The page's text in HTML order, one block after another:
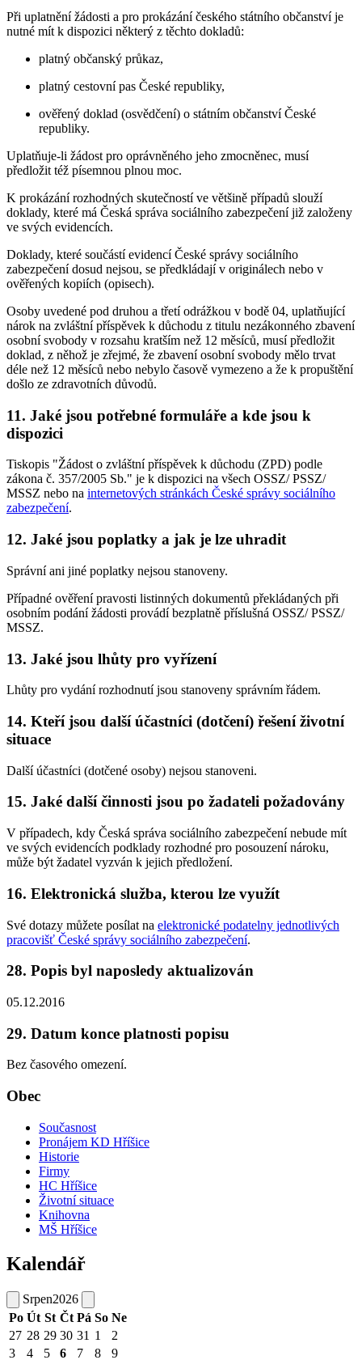
Při uplatnění žádosti a pro prokázání českého státního občanství je
nutné mít k dispozici některý z těchto dokladů:
platný občanský průkaz,
platný cestovní pas České republiky,
ověřený doklad (osvědčení) o státním občanství České
republiky.
Uplatňuje-li žádost pro oprávněného jeho zmocněnec, musí
předložit též písemnou plnou moc.
K prokázání rozhodných skutečností ve většině případů slouží
doklady, které má Česká správa sociálního zabezpečení již založeny
ve svých evidencích.
Doklady, které součástí evidencí České správy sociálního
zabezpečení dosud nejsou, se předkládají v originálech nebo v
ověřených kopiích (opisech).
Osoby uvedené pod druhou a třetí odrážkou v bodě 04, uplatňující
nárok na zvláštní příspěvek k důchodu z titulu nezákonného zbavení
osobní svobody v rozsahu kratším než 12 měsíců, musí předložit
doklad, z něhož je zřejmé, že zbavení osobní svobody mělo trvat
déle než 12 měsíců nebo nebylo časově vymezeno a že k propuštění
došlo ze zdravotních důvodů.
11. Jaké jsou potřebné formuláře a kde jsou k
dispozici
Tiskopis "Žádost o zvláštní příspěvek k důchodu (ZPD) podle
zákona č. 357/2005 Sb." je k dispozici na všech OSSZ/ PSSZ/
MSSZ nebo na internetových stránkách České správy sociálního
zabezpečení.
12. Jaké jsou poplatky a jak je lze uhradit
Správní ani jiné poplatky nejsou stanoveny.
Případné ověření pravosti listinných dokumentů překládaných při
osobním podání žádosti provádí bezplatně příslušná OSSZ/ PSSZ/
MSSZ.
13. Jaké jsou lhůty pro vyřízení
Lhůty pro vydání rozhodnutí jsou stanoveny správním řádem.
14. Kteří jsou další účastníci (dotčení) řešení životní
situace
Další účastníci (dotčené osoby) nejsou stanoveni.
15. Jaké další činnosti jsou po žadateli požadovány
V případech, kdy Česká správa sociálního zabezpečení nebude mít
ve svých evidencích podklady rozhodné pro posouzení nároku,
může být žadatel vyzván k jejich předložení.
16. Elektronická služba, kterou lze využít
Své dotazy můžete posílat na elektronické podatelny jednotlivých
pracovišť České správy sociálního zabezpečení.
28. Popis byl naposledy aktualizován
05.12.2016
29. Datum konce platnosti popisu
Bez časového omezení.
Obec
Současnost
Pronájem KD Hříšice
Historie
Firmy
HC Hříšice
Životní situace
Knihovna
MŠ Hříšice
Kalendář
Srpen2026
Po Út St Čt Pá So Ne
27 28 29 30 31 1
2
3
4 5 6 7 8 9